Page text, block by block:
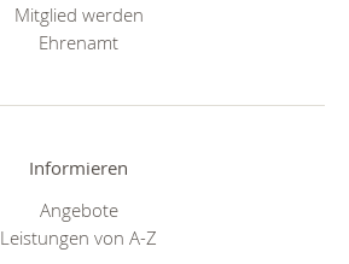
Mitglied werden
Ehrenamt
Informieren
Angebote
Leistungen von A-Z